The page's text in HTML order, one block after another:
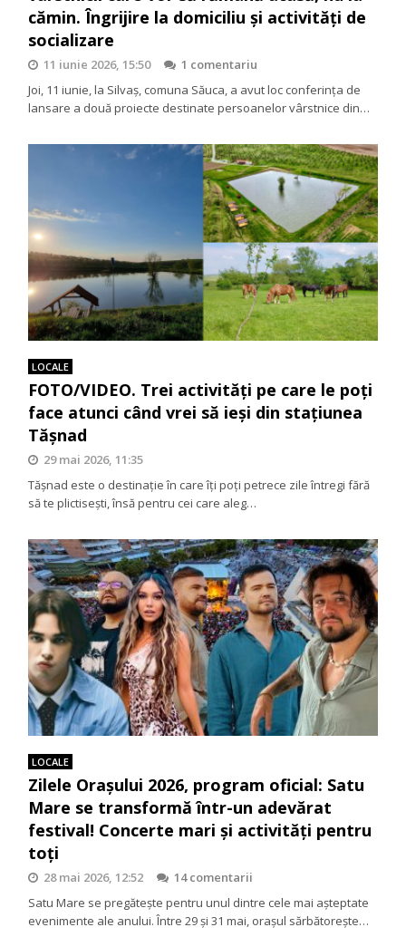
cămin. Îngrijire la domiciliu și activități de
socializare
11 iunie 2026, 15:50
1 comentariu
Joi, 11 iunie, la Silvaș, comuna Săuca, a avut loc conferința de
lansare a două proiecte destinate persoanelor vârstnice din…
LOCALE
FOTO/VIDEO. Trei activități pe care le poți
face atunci când vrei să ieși din stațiunea
Tășnad
29 mai 2026, 11:35
Tășnad este o destinație în care îți poți petrece zile întregi fără
să te plictisești, însă pentru cei care aleg…
LOCALE
Zilele Orașului 2026, program oficial: Satu
Mare se transformă într-un adevărat
festival! Concerte mari și activități pentru
toți
28 mai 2026, 12:52
14 comentarii
Satu Mare se pregătește pentru unul dintre cele mai așteptate
evenimente ale anului. Între 29 și 31 mai, orașul sărbătorește…